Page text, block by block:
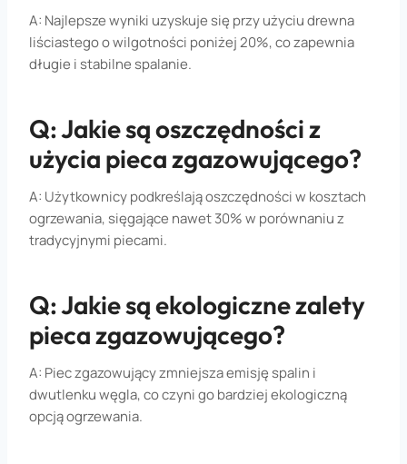
A: Najlepsze wyniki uzyskuje się przy użyciu drewna
liściastego o wilgotności poniżej 20%, co zapewnia
długie i stabilne spalanie.
Q: Jakie są oszczędności z
użycia pieca zgazowującego?
A: Użytkownicy podkreślają oszczędności w kosztach
ogrzewania, sięgające nawet 30% w porównaniu z
tradycyjnymi piecami.
Q: Jakie są ekologiczne zalety
pieca zgazowującego?
A: Piec zgazowujący zmniejsza emisję spalin i
dwutlenku węgla, co czyni go bardziej ekologiczną
opcją ogrzewania.